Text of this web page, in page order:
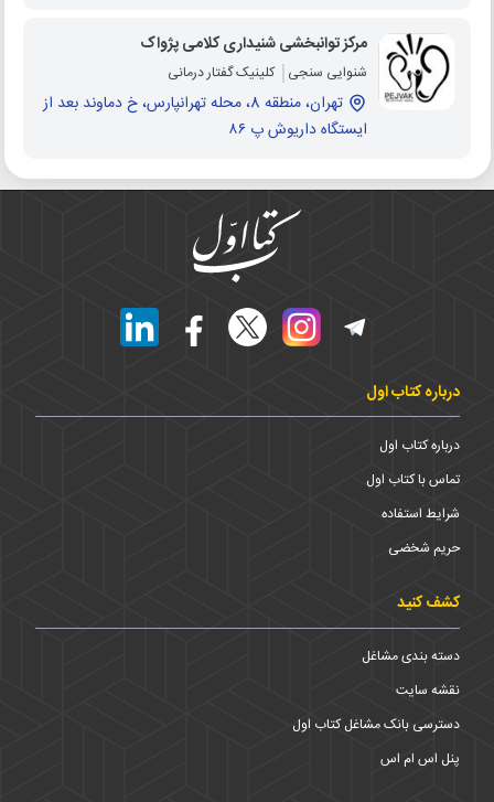
مرکز توانبخشی شنیداری کلامی پژواک
شنوایی سنجی کلینیک گفتار درمانی
تهران، منطقه 8، محله تهرانپارس، خ دماوند بعد از
ایستگاه داریوش پ ۸۶
درباره کتاب اول
درباره کتاب اول
تماس با کتاب اول
شرایط استفاده
حریم شخضی
کشف کنید
دسته بندی مشاغل
نقشه سایت
دسترسی بانک مشاغل کتاب اول
پنل اس ام اس